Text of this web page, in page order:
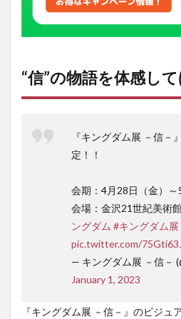
金沢
21
館の
“信”の物語を体感し
『キングダム展 －信－
定！！
会期：4月28日（金）～
会場：金沢21世紀美術
ングダム #キングダム展
pic.twitter.com/
— キングダム展 －信－
January 1, 2023
『キングダム展 －信－』のビジュ